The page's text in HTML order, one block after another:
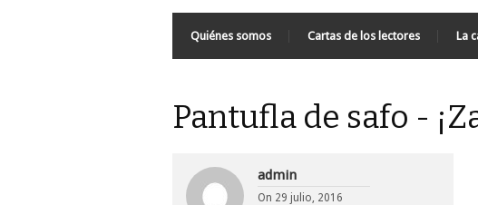
Quiénes somos Cartas de los lectores La
Pantufla de safo -
admin
On 29 julio, 2016